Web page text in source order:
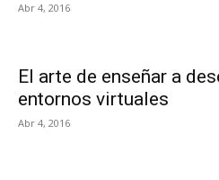
Abr 4, 2016
El arte de enseñar a
entornos virtuales
Abr 4, 2016